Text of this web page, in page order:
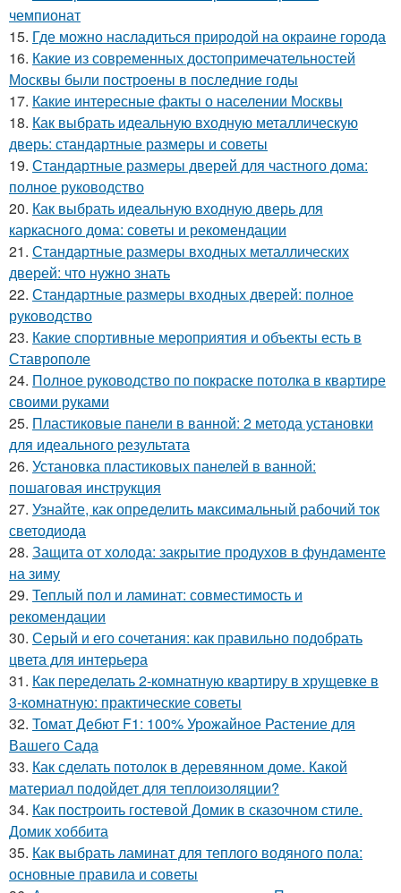
чемпионат
15. Где можно насладиться природой на окраине города
16. Какие из современных достопримечательностей
Москвы были построены в последние годы
17. Какие интересные факты о населении Москвы
18. Как выбрать идеальную входную металлическую
дверь: стандартные размеры и советы
19. Стандартные размеры дверей для частного дома:
полное руководство
20. Как выбрать идеальную входную дверь для
каркасного дома: советы и рекомендации
21. Стандартные размеры входных металлических
дверей: что нужно знать
22. Стандартные размеры входных дверей: полное
руководство
23. Какие спортивные мероприятия и объекты есть в
Ставрополе
24. Полное руководство по покраске потолка в квартире
своими руками
25. Пластиковые панели в ванной: 2 метода установки
для идеального результата
26. Установка пластиковых панелей в ванной:
пошаговая инструкция
27. Узнайте, как определить максимальный рабочий ток
светодиода
28. Защита от холода: закрытие продухов в фундаменте
на зиму
29. Теплый пол и ламинат: совместимость и
рекомендации
30. Серый и его сочетания: как правильно подобрать
цвета для интерьера
31. Как переделать 2-комнатную квартиру в хрущевке в
3-комнатную: практические советы
32. Томат Дебют F1: 100% Урожайное Растение для
Вашего Сада
33. Как сделать потолок в деревянном доме. Какой
материал подойдет для теплоизоляции?
34. Как построить гостевой Домик в сказочном стиле.
Домик хоббита
35. Как выбрать ламинат для теплого водяного пола:
основные правила и советы